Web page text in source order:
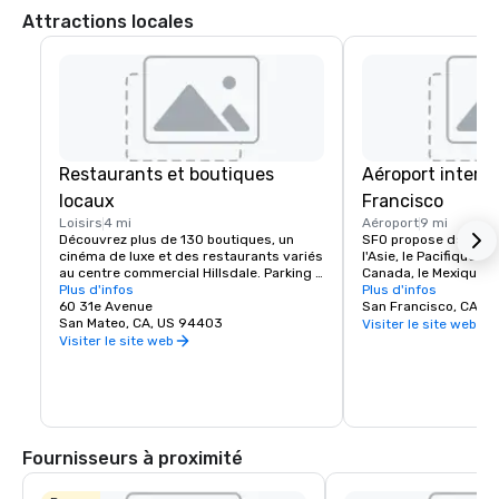
Attractions locales
Restaurants et boutiques
locaux
Loisirs4 mi
Découvrez plus de 130 boutiques, un
cinéma de luxe et des restaurants variés
au centre commercial Hillsdale. Parking
gratuit et accès au Caltrain. Destination
de shopping préférée de la péninsule.
Plus d'infos
60 31e Avenue
San Mateo, CA, US 94403
Visiter le site web
Aéroport
Francisco
Aéroport9 mi
SFO propose des
l'Asie, le Pacifique
Canada, le Mexique
des installations de
des boutiques, des
encore !
Plus d'infos
San Francisco, CA,
Visiter le site web
Fournisseurs à proximité